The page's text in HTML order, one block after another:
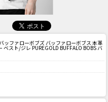
ッファローボブズ バッファローボブス 本革
スト/ジレ PUREGOLD BUFFALO BOBS バ